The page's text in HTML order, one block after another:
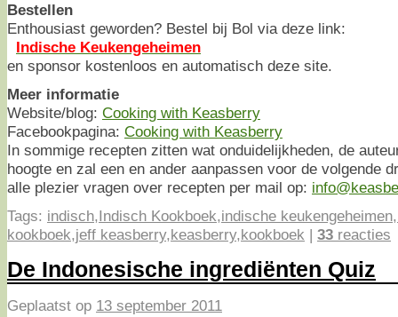
Bestellen
Enthousiast geworden? Bestel bij Bol via deze link:
Indische Keukengeheimen
en sponsor kostenloos en automatisch deze site.
Meer informatie
Website/blog: Cooking with Keasberry
Facebookpagina: Cooking with Keasberry
In sommige recepten zitten wat onduidelijkheden, de
hoogte en zal een en ander aanpassen voor de volgende
alle plezier vragen over recepten per mail op:
Tags: indisch,Indisch Kookboek,indische keukengeheimen,
kookboek,jeff keasberry,keasberry,kookboek | 33 reacties
De Indonesische ingrediënten Quiz
Geplaatst op 13 september 2011